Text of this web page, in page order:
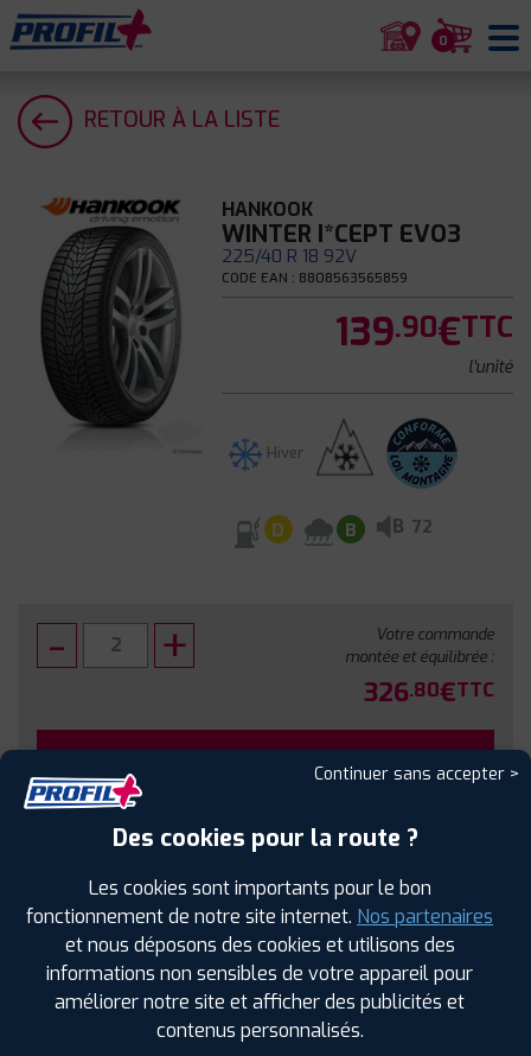
0
RETOUR À LA LISTE
HANKOOK
WINTER I*CEPT EVO3
225/40 R 18 92V
CODE EAN : 8808563565859
139.90€TTC
l'unité
Hiver
D B B 72
Votre commande
montée et équilibrée :
326.80€TTC
Sous réserve de disponibilité en agence
SPÉCIFICATIONS AVIS CLIENTS ÉTIQUETAGE
Continuer sans accepter >
Des cookies pour la route ?
Les cookies sont importants pour le bon
fonctionnement de notre site internet. Nos partenaires
et nous déposons des cookies et utilisons des
informations non sensibles de votre appareil pour
améliorer notre site et afficher des publicités et
contenus personnalisés.